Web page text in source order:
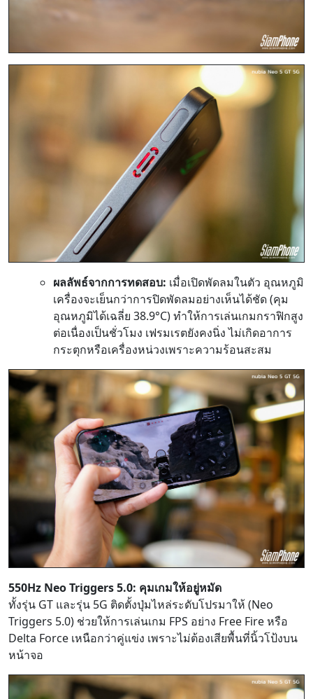
ผลลัพธ์จากการทดสอบ: เมื่อเปิดพัดลมในตัว อุณหภูมิ
เครื่องจะเย็นกว่าการปิดพัดลมอย่างเห็นได้ชัด (คุม
อุณหภูมิได้เฉลี่ย 38.9°C) ทำให้การเล่นเกมกราฟิกสูง
ต่อเนื่องเป็นชั่วโมง เฟรมเรตยังคงนิ่ง ไม่เกิดอาการ
กระตุกหรือเครื่องหน่วงเพราะความร้อนสะสม
550Hz Neo Triggers 5.0: คุมเกมให้อยู่หมัด
ทั้งรุ่น GT และรุ่น 5G ติดตั้งปุ่มไหล่ระดับโปรมาให้ (Neo
Triggers 5.0) ช่วยให้การเล่นเกม FPS อย่าง Free Fire หรือ
Delta Force เหนือกว่าคู่แข่ง เพราะไม่ต้องเสียพื้นที่นิ้วโป้งบน
หน้าจอ